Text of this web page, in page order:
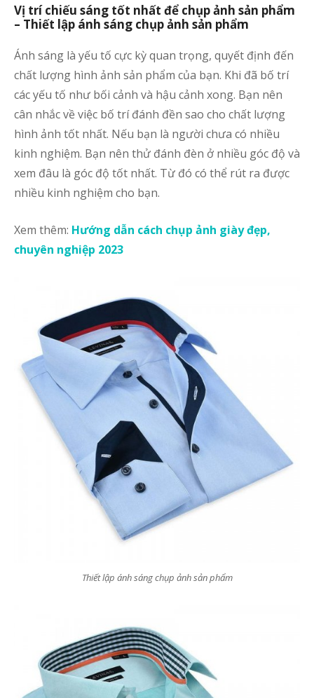
Vị trí chiếu sáng tốt nhất để chụp ảnh sản phẩm
– Thiết lập ánh sáng chụp ảnh sản phẩm
Ánh sáng là yếu tố cực kỳ quan trọng, quyết định đến
chất lượng hình ảnh sản phẩm của bạn. Khi đã bố trí
các yếu tố như bối cảnh và hậu cảnh xong. Bạn nên
cân nhắc về việc bố trí đánh đền sao cho chất lượng
hình ảnh tốt nhất. Nếu bạn là người chưa có nhiều
kinh nghiệm. Bạn nên thử đánh đèn ở nhiều góc độ và
xem đâu là góc độ tốt nhất. Từ đó có thể rút ra được
nhiều kinh nghiệm cho bạn.
Xem thêm: Hướng dẫn cách chụp ảnh giày đẹp,
chuyên nghiệp 2023
Thiết lập ánh sáng chụp ảnh sản phẩm